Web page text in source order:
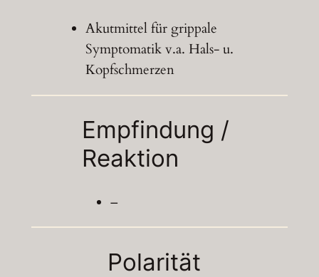
Akutmittel für grippale
Symptomatik v.a. Hals- u.
Kopfschmerzen
Empfindung /
Reaktion
–
Polarität